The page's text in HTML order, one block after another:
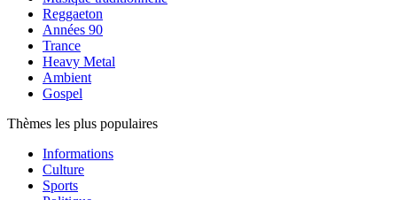
Reggaeton
Années 90
Trance
Heavy Metal
Ambient
Gospel
Thèmes les plus populaires
Informations
Culture
Sports